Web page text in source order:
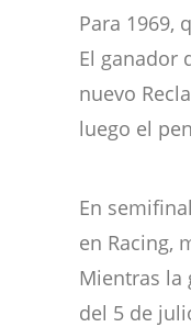
Para 1969,
El ganador
nuevo
luego el
En
en Racing,
Mientras la
del 5 de